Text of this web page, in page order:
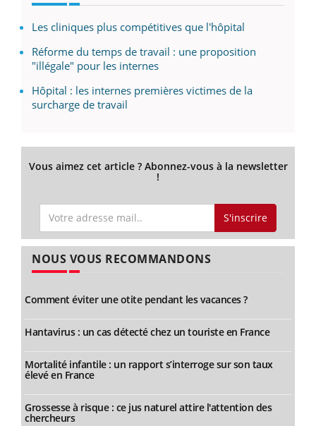
Les cliniques plus compétitives que l'hôpital
Réforme du temps de travail : une proposition
"illégale" pour les internes
Hôpital : les internes premières victimes de la
surcharge de travail
Vous aimez cet article ? Abonnez-vous à la newsletter
!
S'inscrire
NOUS VOUS RECOMMANDONS
Comment éviter une otite pendant les vacances ?
Hantavirus : un cas détecté chez un touriste en France
Mortalité infantile : un rapport s’interroge sur son taux
élevé en France
Grossesse à risque : ce jus naturel attire l'attention des
chercheurs